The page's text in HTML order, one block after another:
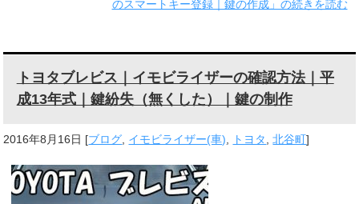
のスマートキー登録｜鍵の作成」の続きを読む
トヨタブレビス｜イモビライザーの確認方法｜平
成13年式｜鍵紛失（無くした）｜鍵の制作
2016年8月16日 [ブログ イモビライザー(車) トヨタ ,北谷町]